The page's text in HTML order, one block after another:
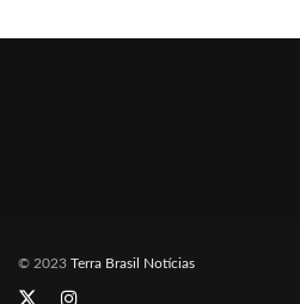
© 2023 Terra Brasil Notícias